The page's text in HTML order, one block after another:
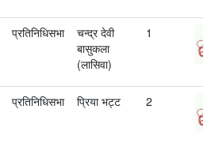
प्रतिनिधिसभा
चन्द्र देवी
बासुकला
(लासिवा)
1
प्रतिनिधिसभा प्रिया भट्ट 2